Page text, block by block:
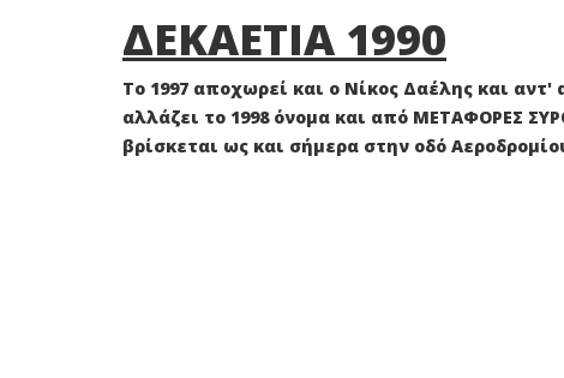
ΔΕΚΑΕΤΙΑ 1990
Το 1997 αποχωρεί και ο Νίκος Δαέλης και
αλλάζει το 1998 όνομα και από ΜΕΤΑΦΟΡΕΣ
βρίσκεται ως και σήμερα στην οδό